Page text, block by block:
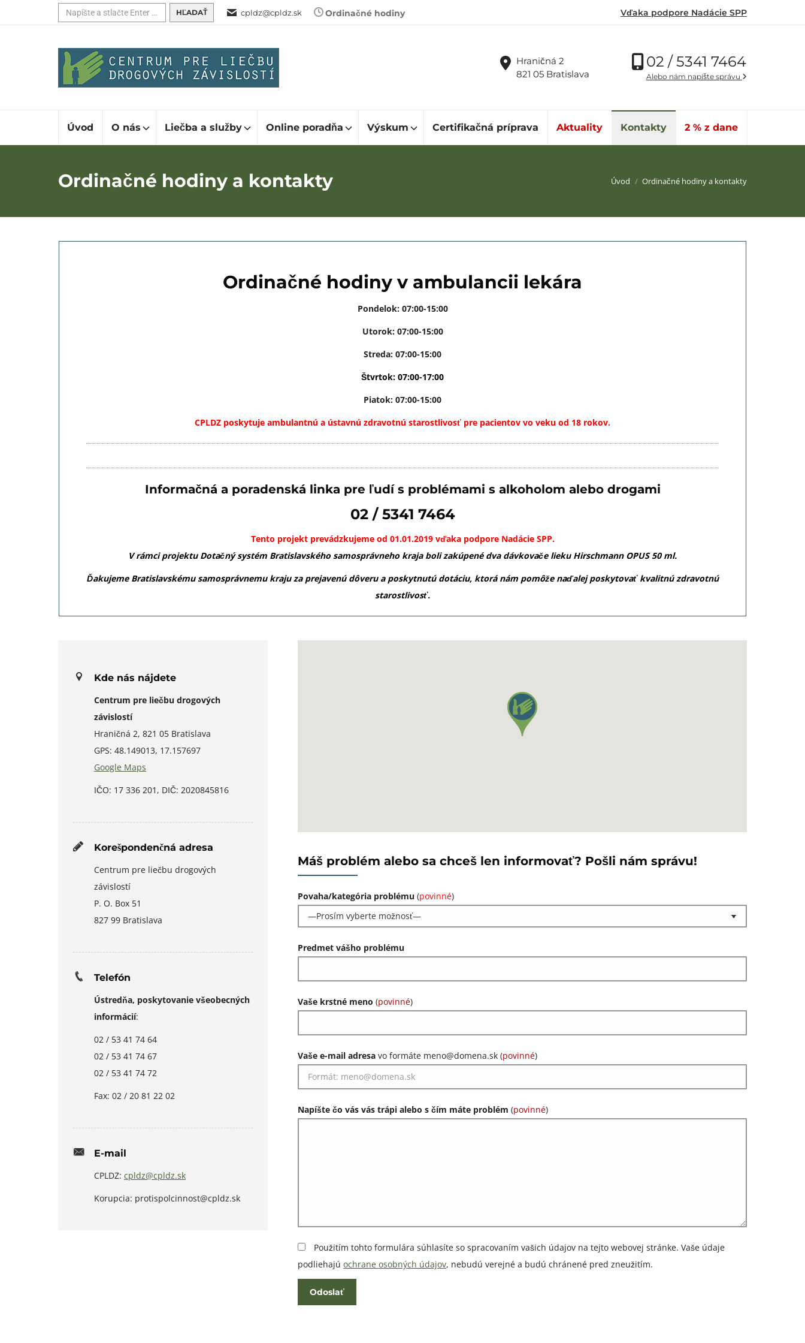
Hľadať: cpldz@cpldz.sk Ordinačné hodiny Vďaka podpore Nadácie SPP
Hraničná 2
821 05 Bratislava
02 / 5341 7464
Alebo nám napíšte správu
Úvod O nás Liečba a služby Online poradňa Výskum Certifikačná príprava Aktuality Kontakty 2 % z dane
Ordinačné hodiny a kontakty Nachádzate sa tu:
Úvod Ordinačné hodiny a kontakty
Ordinačné hodiny v ambulancii lekára
Pondelok: 07:00-15:00
Utorok: 07:00-15:00
Streda: 07:00-15:00
Štvrtok: 07:00-17:00
Piatok: 07:00-15:00
CPLDZ poskytuje ambulantnú a ústavnú zdravotnú starostlivosť pre pacientov vo veku od 18 rokov.
Informačná a poradenská linka pre ľudí s problémami s alkoholom alebo drogami
02 / 5341 7464
Tento projekt prevádzkujeme od 01.01.2019 vďaka podpore Nadácie SPP.
V rámci projektu Dotačný systém Bratislavského samosprávneho kraja boli zakúpené dva dávkovače lieku Hirschmann OPUS 50 ml.
Ďakujeme Bratislavskému samosprávnemu kraju za prejavenú dôveru a poskytnutú dotáciu, ktorá nám pomôže naďalej poskytovať kvalitnú zdravotnú
starostlivosť.
Kde nás nájdete
Centrum pre liečbu drogových
závislostí
Hraničná 2, 821 05 Bratislava
GPS: 48.149013, 17.157697
Google Maps
IČO: 17 336 201, DIČ: 2020845816
Korešpondenčná adresa
Centrum pre liečbu drogových
závislostí
P. O. Box 51
827 99 Bratislava
Telefón
Ústredňa, poskytovanie všeobecných
informácií:
02 / 53 41 74 64
02 / 53 41 74 67
02 / 53 41 74 72
Fax: 02 / 20 81 22 02
E-mail
CPLDZ: cpldz@cpldz.sk
Korupcia: protispolcinnost@cpldz.sk
Máš problém alebo sa chceš len informovať? Pošli nám správu!
Povaha/kategória problému (povinné)
Predmet vášho problému
Vaše krstné meno (povinné)
Vaše e-mail adresa vo formáte meno@domena.sk (povinné)
Napíšte čo vás vás trápi alebo s čím máte problém (povinné)
Použitím tohto formulára súhlasíte so spracovaním vašich údajov na tejto webovej stránke. Vaše údaje
podliehajú ochrane osobných údajov, nebudú verejné a budú chránené pred zneužitím.